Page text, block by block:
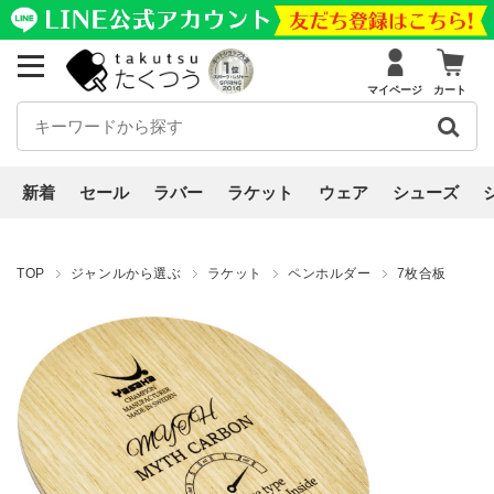
マイページ カート
新着 セール ラバー ラケット ウェア シューズ
TOP ジャンルから選ぶ ラケット ペンホルダー 7枚合板